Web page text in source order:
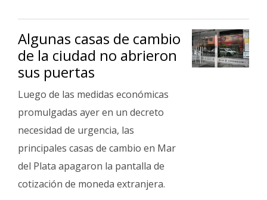
Algunas casas de cambio
de la ciudad no abrieron
sus puertas
Luego de las medidas económicas
promulgadas ayer en un decreto
necesidad de urgencia, las
principales casas de cambio en Mar
del Plata apagaron la pantalla de
cotización de moneda extranjera.